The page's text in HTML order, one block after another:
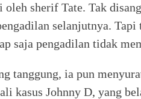
sherif Tate. Tak
selanjutnya. Tapi
saja pengadilan tidak
tanggung, ia pun
kasus Johnny D, yang